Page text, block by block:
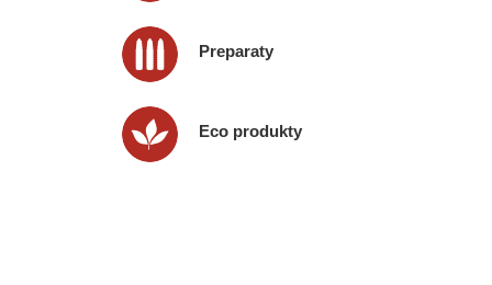
Preparaty
Eco produkty